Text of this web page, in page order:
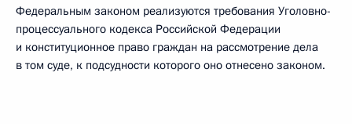
Федеральным законом реализуются требования Уголовно-
процессуального кодекса Российской Федерации
и конституционное право граждан на рассмотрение дела
в том суде, к подсудности которого оно отнесено законом.